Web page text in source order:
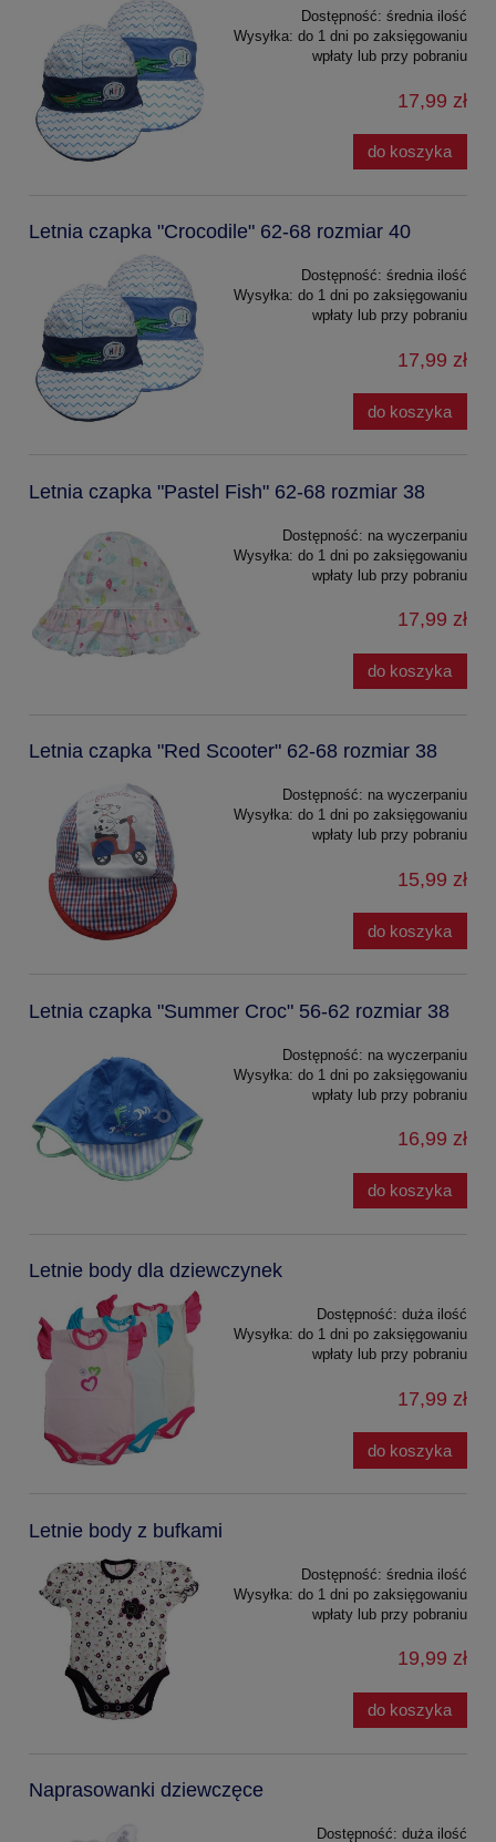
Dostępność: średnia ilość
Wysyłka: do 1 dni po zaksięgowaniu
wpłaty lub przy pobraniu
17,99 zł
do koszyka
Letnia czapka "Crocodile" 62-68 rozmiar 40
Dostępność: średnia ilość
Wysyłka: do 1 dni po zaksięgowaniu
wpłaty lub przy pobraniu
17,99 zł
do koszyka
Letnia czapka "Pastel Fish" 62-68 rozmiar 38
Dostępność: na wyczerpaniu
Wysyłka: do 1 dni po zaksięgowaniu
wpłaty lub przy pobraniu
17,99 zł
do koszyka
Letnia czapka "Red Scooter" 62-68 rozmiar 38
Dostępność: na wyczerpaniu
Wysyłka: do 1 dni po zaksięgowaniu
wpłaty lub przy pobraniu
15,99 zł
do koszyka
Letnia czapka "Summer Croc" 56-62 rozmiar 38
Dostępność: na wyczerpaniu
Wysyłka: do 1 dni po zaksięgowaniu
wpłaty lub przy pobraniu
16,99 zł
do koszyka
Letnie body dla dziewczynek
Dostępność: duża ilość
Wysyłka: do 1 dni po zaksięgowaniu
wpłaty lub przy pobraniu
17,99 zł
do koszyka
Letnie body z bufkami
Dostępność: średnia ilość
Wysyłka: do 1 dni po zaksięgowaniu
wpłaty lub przy pobraniu
19,99 zł
do koszyka
Naprasowanki dziewczęce
Dostępność: duża ilość